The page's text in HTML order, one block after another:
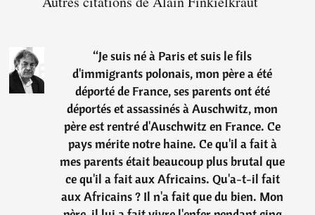
“Je suis né à Paris et suis le fils
d'immigrants polonais, mon père a été
déporté de France, ses parents ont été
déportés et assassinés à Auschwitz, mon
père est rentré d'Auschwitz en France. Ce
pays mérite notre haine. Ce qu'il a fait à
mes parents était beaucoup plus brutal que
ce qu'il a fait aux Africains. Qu'a-t-il fait
aux Africains ? Il n'a fait que du bien. Mon